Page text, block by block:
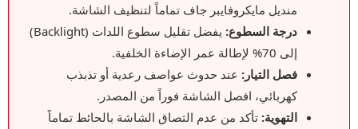
منديل مايكروفايبر جاف تماماً لتنظيف الشاشة.
درجة السطوع:
يفضل تقليل سطوع اللدات (Backlight)
إلى 70% لإطالة عمر الإضاءة الخلفية.
فصل التيار: عند حدوث عواصف رعدية أو تذبذب
كهربائي، افصل الشاشة فوراً من المصدر.
التهوية: تأكد من عدم التصاق الشاشة بالحائط تماماً